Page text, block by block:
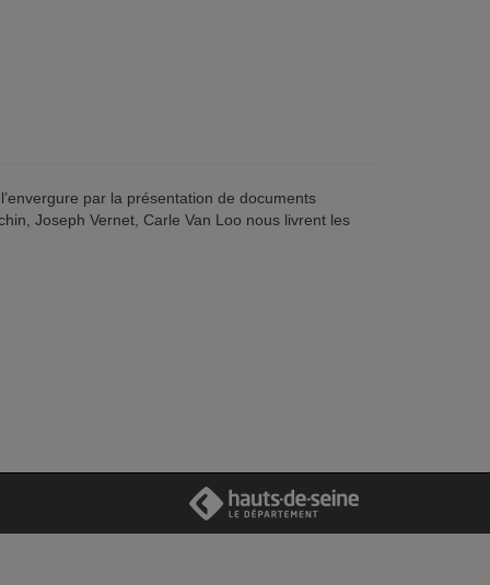
par la présentation de documents
Joseph Vernet, Carle Van Loo nous livrent les